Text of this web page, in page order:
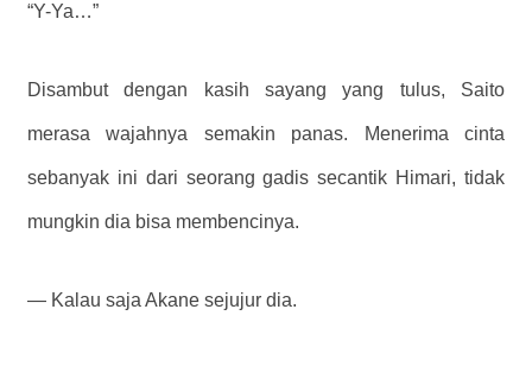
“Y-Ya…”
Disambut dengan kasih sayang yang tulus, Saito
merasa wajahnya semakin panas. Menerima cinta
sebanyak ini dari seorang gadis secantik Himari, tidak
mungkin dia bisa membencinya.
— Kalau saja Akane sejujur ​​dia.